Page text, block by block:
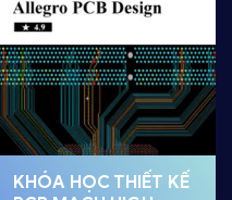
KHÓA HỌC THIẾT KẾ